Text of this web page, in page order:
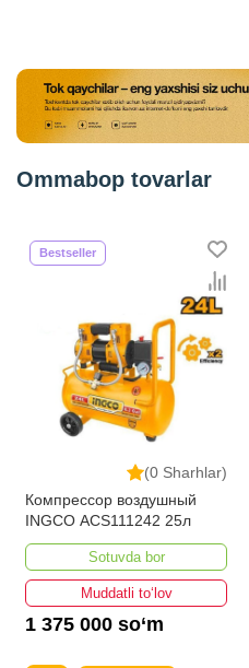
Ommabop tovarlar
(0 Sharhlar)
Bestseller
Компрессор воздушный
INGCO ACS111242 25л
Sotuvda bor
Muddatli to‘lov
1 375 000 so‘m